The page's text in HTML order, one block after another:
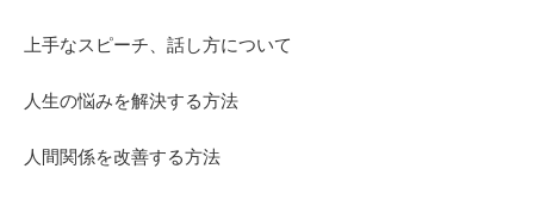
上手なスピーチ、話し方について
人生の悩みを解決する方法
人間関係を改善する方法